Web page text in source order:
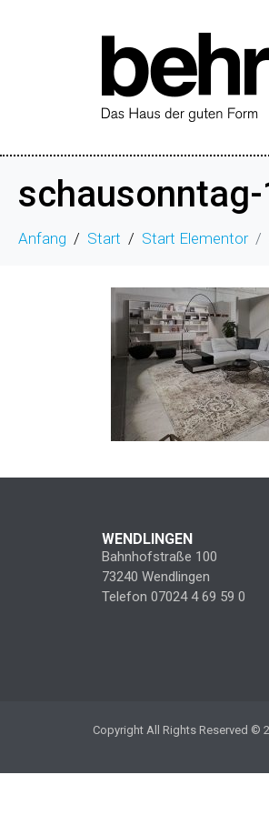
schausonntag-
Anfang Start Start Elementor
WENDLINGEN
Bahnhofstraße 100
73240 Wendlingen
Telefon 07024 4 69 59 0
Copyright All Rights Reserved ©